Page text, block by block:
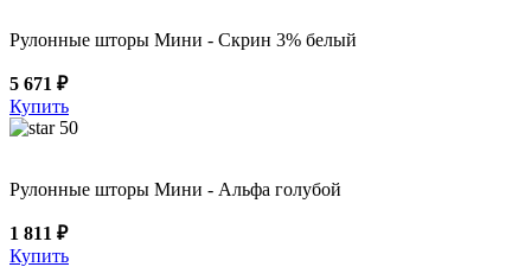
Рулонные шторы Мини - Скрин 3% белый
5 671 ₽
Купить
50
Рулонные шторы Мини - Альфа голубой
1 811 ₽
Купить